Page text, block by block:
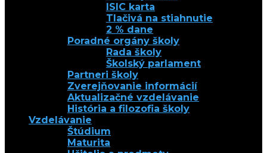
ISIC karta
Tlačivá na stiahnutie
2 % dane
Poradné orgány školy
Rada školy
Školský parlament
Partneri školy
Zverejňovanie informácií
Aktualizačné vzdelávanie
História a filozofia školy
Vzdelávanie
Štúdium
Maturita